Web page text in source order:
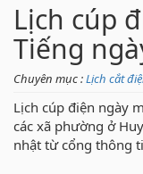
Lịch cúp
Tiếng
Chuyên mục :Lịch cắt
Lịch cúp điện ngày
các xã phường ở
nhật từ cổng thông